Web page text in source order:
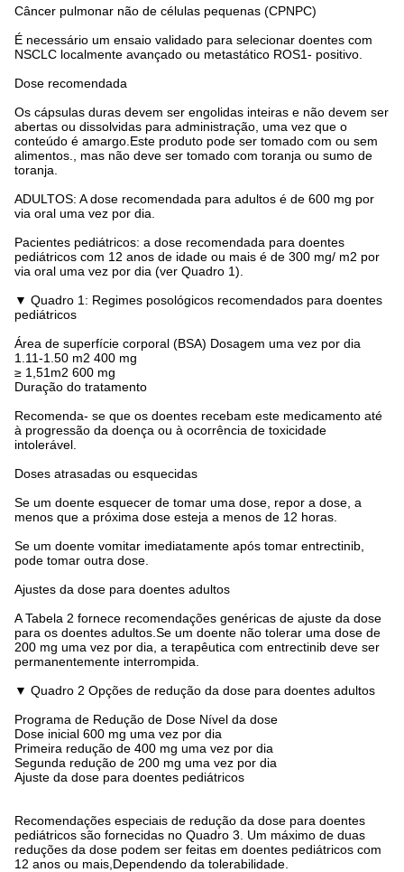
Câncer pulmonar não de células pequenas (CPNPC)
É necessário um ensaio validado para selecionar doentes com
NSCLC localmente avançado ou metastático ROS1- positivo.
Dose recomendada
Os cápsulas duras devem ser engolidas inteiras e não devem ser
abertas ou dissolvidas para administração, uma vez que o
conteúdo é amargo.Este produto pode ser tomado com ou sem
alimentos., mas não deve ser tomado com toranja ou sumo de
toranja.
ADULTOS: A dose recomendada para adultos é de 600 mg por
via oral uma vez por dia.
Pacientes pediátricos: a dose recomendada para doentes
pediátricos com 12 anos de idade ou mais é de 300 mg/ m2 por
via oral uma vez por dia (ver Quadro 1).
▼ Quadro 1: Regimes posológicos recomendados para doentes
pediátricos
Área de superfície corporal (BSA) Dosagem uma vez por dia
1.11-1.50 m2 400 mg
≥ 1,51m2 600 mg
Duração do tratamento
Recomenda- se que os doentes recebam este medicamento até
à progressão da doença ou à ocorrência de toxicidade
intolerável.
Doses atrasadas ou esquecidas
Se um doente esquecer de tomar uma dose, repor a dose, a
menos que a próxima dose esteja a menos de 12 horas.
Se um doente vomitar imediatamente após tomar entrectinib,
pode tomar outra dose.
Ajustes da dose para doentes adultos
A Tabela 2 fornece recomendações genéricas de ajuste da dose
para os doentes adultos.Se um doente não tolerar uma dose de
200 mg uma vez por dia, a terapêutica com entrectinib deve ser
permanentemente interrompida.
▼ Quadro 2 Opções de redução da dose para doentes adultos
Programa de Redução de Dose Nível da dose
Dose inicial 600 mg uma vez por dia
Primeira redução de 400 mg uma vez por dia
Segunda redução de 200 mg uma vez por dia
Ajuste da dose para doentes pediátricos
Recomendações especiais de redução da dose para doentes
pediátricos são fornecidas no Quadro 3. Um máximo de duas
reduções da dose podem ser feitas em doentes pediátricos com
12 anos ou mais,Dependendo da tolerabilidade.